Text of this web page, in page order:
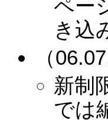
ペー
き込
（
新制
では